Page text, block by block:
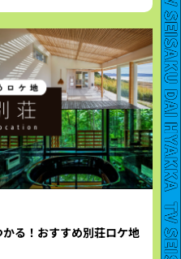
る！おすすめ別荘ロケ地